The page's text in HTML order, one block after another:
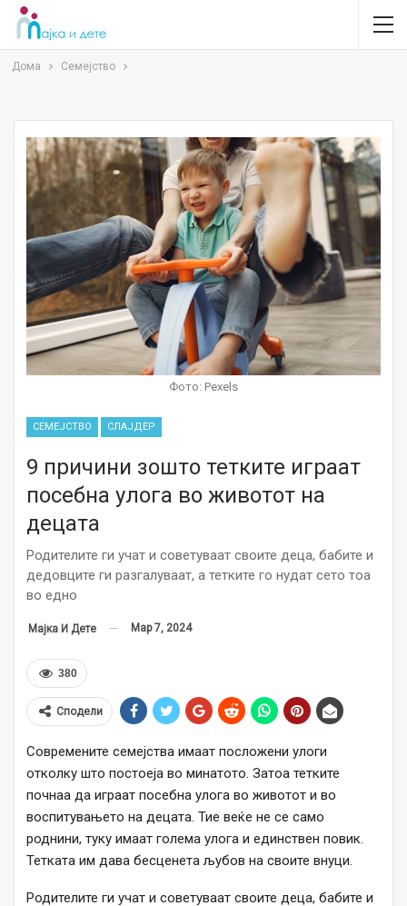
Дома Семејство
Фото: Pexels
СЕМЕЈСТВО СЛАЈДЕР
9 причини зошто тетките играат
посебна улога во животот на
децата
Родителите ги учат и советуваат своите деца, бабите и
дедовците ги разгалуваат, а тетките го нудат сето тоа
во едно
Мајка И Дете Мар 7, 2024
380
Сподели
Современите семејства имаат посложени улоги
отколку што постоеја во минатото. Затоа тетките
почнаа да играат посебна улога во животот и во
воспитувањето на децата. Тие веќе не се само
роднини, туку имаат голема улога и единствен повик.
Тетката им дава бесценета љубов на своите внуци.
Родителите ги учат и советуваат своите деца, бабите и